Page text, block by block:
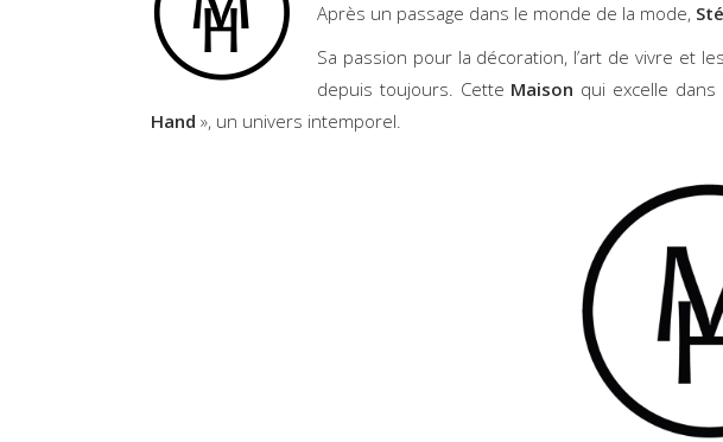
Après un passage dans le monde de la mode,
Sa passion pour la décoration, l’art de vivre et
depuis toujours. Cette Maison qui excelle
Hand », un univers intemporel.